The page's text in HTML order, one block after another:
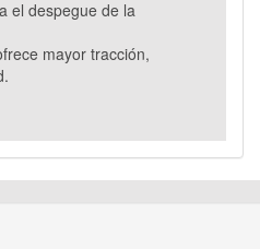
el despegue de la
mayor tracción,